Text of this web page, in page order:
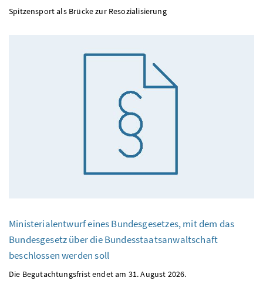
Spitzensport als Brücke zur Resozialisierung
Ministerialentwurf eines Bundesgesetzes, mit dem das
Bundesgesetz über die Bundesstaatsanwaltschaft
beschlossen werden soll
Die Begutachtungsfrist endet am 31. August 2026.